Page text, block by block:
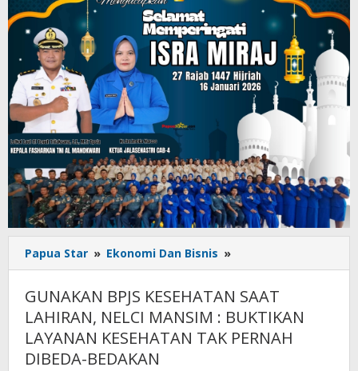
Papua Star » Ekonomi Dan Bisnis »
BPJS
SAAT
LAHIRAN,
NELCI
GUNAKAN BPJS KESEHATAN SAAT
LAHIRAN, NELCI MANSIM : BUKTIKAN
LAYANAN KESEHATAN TAK PERNAH
DIBEDA-BEDAKAN